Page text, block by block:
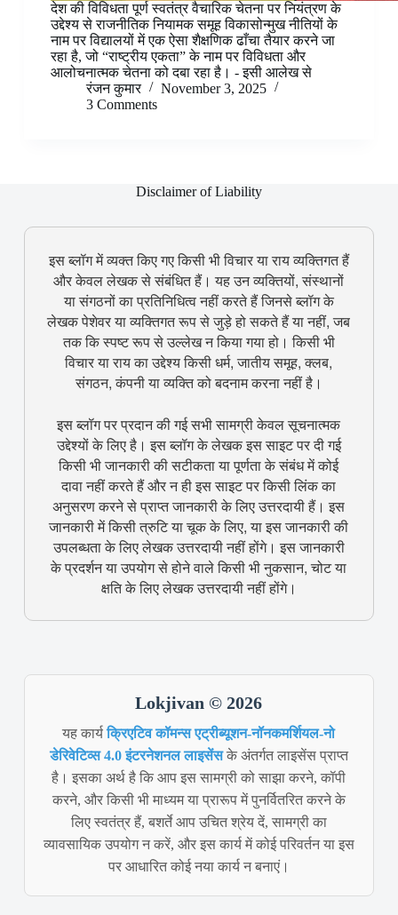
देश की विविधता पूर्ण स्वतंत्र वैचारिक चेतना पर नियंत्रण के
उद्देश्य से राजनीतिक नियामक समूह विकासोन्मुख नीतियों के
नाम पर विद्यालयों में एक ऐसा शैक्षणिक ढाँचा तैयार करने जा
रहा है, जो “राष्ट्रीय एकता” के नाम पर विविधता और
आलोचनात्मक चेतना को दबा रहा है। - इसी आलेख से
रंजन कुमार
November 3, 2025
3 Comments
Disclaimer of Liability
इस ब्लॉग में व्यक्त किए गए किसी भी विचार या राय व्यक्तिगत हैं
और केवल लेखक से संबंधित हैं। यह उन व्यक्तियों, संस्थानों
या संगठनों का प्रतिनिधित्व नहीं करते हैं जिनसे ब्लॉग के
लेखक पेशेवर या व्यक्तिगत रूप से जुड़े हो सकते हैं या नहीं, जब
तक कि स्पष्ट रूप से उल्लेख न किया गया हो। किसी भी
विचार या राय का उद्देश्य किसी धर्म, जातीय समूह, क्लब,
संगठन, कंपनी या व्यक्ति को बदनाम करना नहीं है।
इस ब्लॉग पर प्रदान की गई सभी सामग्री केवल सूचनात्मक
उद्देश्यों के लिए है। इस ब्लॉग के लेखक इस साइट पर दी गई
किसी भी जानकारी की सटीकता या पूर्णता के संबंध में कोई
दावा नहीं करते हैं और न ही इस साइट पर किसी लिंक का
अनुसरण करने से प्राप्त जानकारी के लिए उत्तरदायी हैं। इस
जानकारी में किसी त्रुटि या चूक के लिए, या इस जानकारी की
उपलब्धता के लिए लेखक उत्तरदायी नहीं होंगे। इस जानकारी
के प्रदर्शन या उपयोग से होने वाले किसी भी नुकसान, चोट या
क्षति के लिए लेखक उत्तरदायी नहीं होंगे।
Lokjivan © 2026
यह कार्यक्रिएटिव कॉमन्स एट्रीब्यूशन-नॉनकमर्शियल-नो
डेरिवेटिव्स 4.0 इंटरनेशनल लाइसेंसके अंतर्गत लाइसेंस प्राप्त
है। इसका अर्थ है कि आप इस सामग्री को साझा करने, कॉपी
करने, और किसी भी माध्यम या प्रारूप में पुनर्वितरित करने के
लिए स्वतंत्र हैं, बशर्ते आप उचित श्रेय दें, सामग्री का
व्यावसायिक उपयोग न करें, और इस कार्य में कोई परिवर्तन या इस
पर आधारित कोई नया कार्य न बनाएं।